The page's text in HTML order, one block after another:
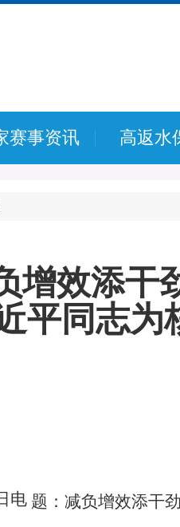
赛事资讯 高返水
增效添干
平同志为
电 题：减负增效添干